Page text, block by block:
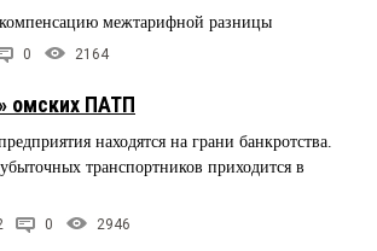
межтарифной разницы
0 2164
омских ПАТП
находятся на грани банкротства.
транспортников приходится в
0 2946